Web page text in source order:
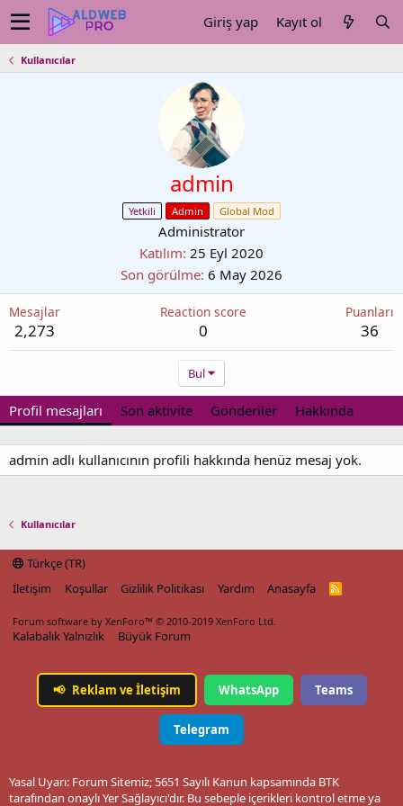
Giriş yap Kayıt ol
Kullanıcılar
admin
Yetkili Admin Global Mod
Administrator
Katılım 25 Eyl 2020
Son görülme 6 May 2026
Mesajlar
2,273
Reaction score
0
Puanları
36
Bul
Profil mesajları Son aktivite Gönderiler Hakkında
admin adlı kullanıcının profili hakkında henüz mesaj yok.
Kullanıcılar
Türkçe (TR)
İletişim
Koşullar Gizlilik Politikası Yardım Anasayfa
R
Forum software by XenForo™ © 2010-2019 XenForo Ltd.
Kalabalık Yalnızlık Büyük Forum
📢 Reklam ve İletişim WhatsApp Teams
Telegram
Yasal Uyarı: Forum Sitemiz; 5651 Sayılı Kanun kapsamında BTK
tarafından onaylı Yer Sağlayıcı'dır. Bu sebeple içerikleri kontrol etme ya